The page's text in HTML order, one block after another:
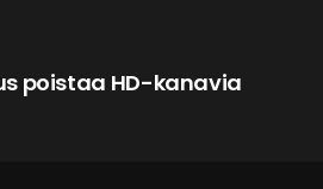
poistaa HD-kanavia